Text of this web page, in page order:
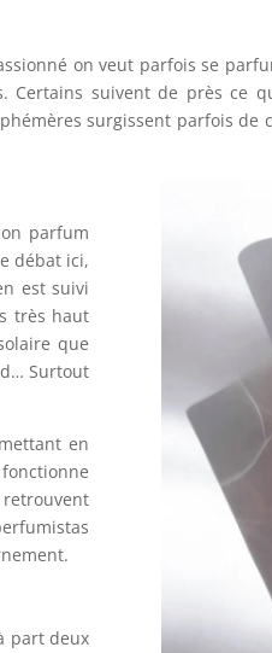
on veut parfois se
suivent de près ce
surgissent parfois de
parfum
débat ici,
est suivi
très haut
que
Surtout
en
part deux